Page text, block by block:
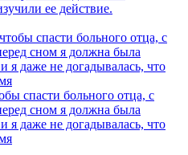
ее действие.
спасти больного отца, с
сном я должна была
я даже не догадывалась, что